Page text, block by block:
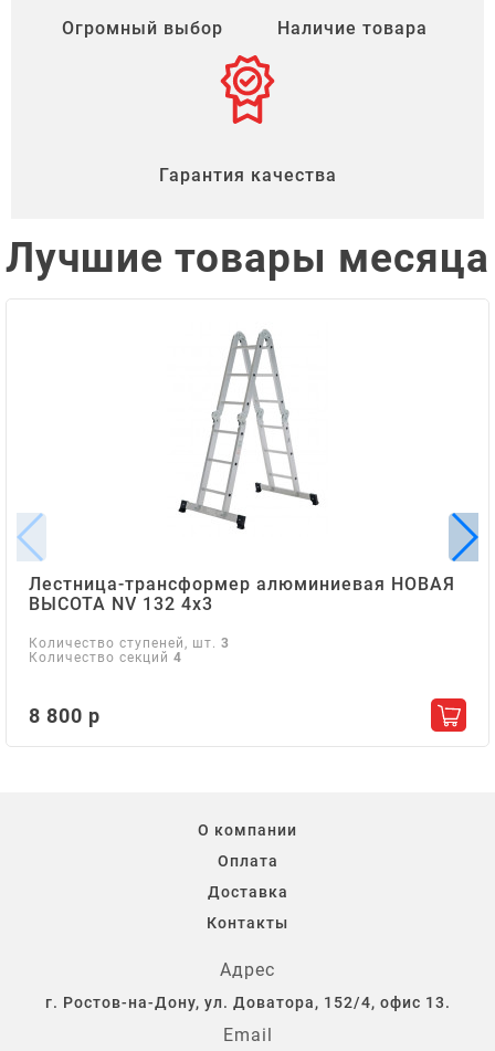
Огромный выбор Наличие товара
Гарантия качества
Лучшие товары месяца
Лестница-трансформер алюминиевая НОВАЯ
ВЫСОТА NV 132 4х3
Количество ступеней, шт. 3
Количество секций 4
8 800 р
О компании
Оплата
Доставка
Контакты
Адрес
г. Ростов-на-Дону, ул. Доватора, 152/4, офис 13.
Email